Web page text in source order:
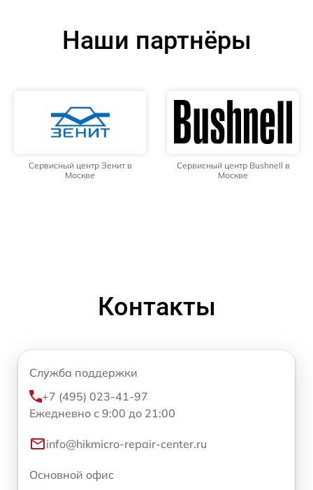
Наши партнёры
Сервисный центр Зенит в
Москве
Сервисный центр Bushnell в
Москве
Контакты
Служба поддержки
+7 (495) 023-41-97
Ежедневно с 9:00 до 21:00
info@hikmicro-repair-center.ru
Основной офис